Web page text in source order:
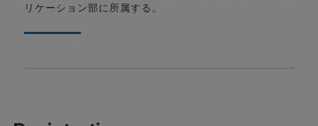
リケーション部に所属する。